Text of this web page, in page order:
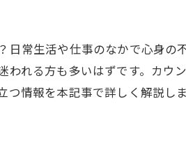
常生活や仕事のなかで心身
れる方も多いはずです。カウ
情報を本記事で詳しく解説し